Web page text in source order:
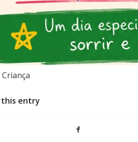
this entry